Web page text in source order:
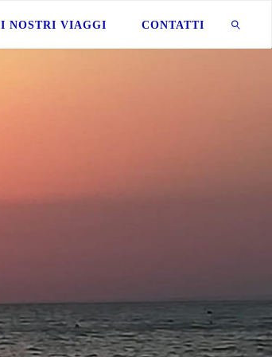
I NOSTRI VIAGGI CONTATTI